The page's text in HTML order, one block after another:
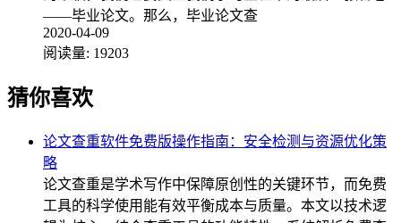
——毕业论文。那么，毕业论文查
2020-04-09
阅读量: 19203
猜你喜欢
论文查重软件免费版操作指南：安全检测与资源优化策
略
论文查重是学术写作中保障原创性的关键环节，而免费
工具的科学使用能有效平衡成本与质量。本文以技术逻